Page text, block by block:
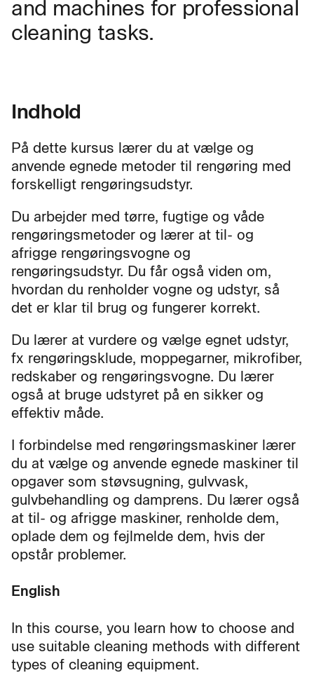
and machines for professional
cleaning tasks.
Indhold
På dette kursus lærer du at vælge og
anvende egnede metoder til rengøring med
forskelligt rengøringsudstyr.
Du arbejder med tørre, fugtige og våde
rengøringsmetoder og lærer at til- og
afrigge rengøringsvogne og
rengøringsudstyr. Du får også viden om,
hvordan du renholder vogne og udstyr, så
det er klar til brug og fungerer korrekt.
Du lærer at vurdere og vælge egnet udstyr,
fx rengøringsklude, moppegarner, mikrofiber,
redskaber og rengøringsvogne. Du lærer
også at bruge udstyret på en sikker og
effektiv måde.
I forbindelse med rengøringsmaskiner lærer
du at vælge og anvende egnede maskiner til
opgaver som støvsugning, gulvvask,
gulvbehandling og damprens. Du lærer også
at til- og afrigge maskiner, renholde dem,
oplade dem og fejlmelde dem, hvis der
opstår problemer.
English
In this course, you learn how to choose and
use suitable cleaning methods with different
types of cleaning equipment.